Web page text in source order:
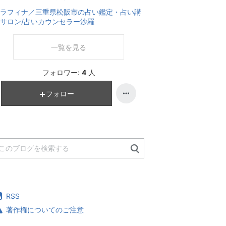
フィナ／三重県松阪市の占い鑑定・占い講
ロン/占いカウンセラー沙羅
一覧を見る
フォロワー: 4 人
フォロー
RSS
著作権についてのご注意